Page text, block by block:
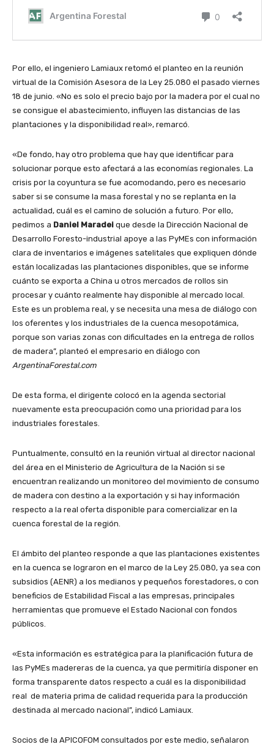
Por ello, el ingeniero Lamiaux retomó el planteo en la reunión
virtual de la Comisión Asesora de la Ley 25.080 el pasado viernes
18 de junio. «No es solo el precio bajo por la madera por el cual no
se consigue el abastecimiento, influyen las distancias de las
plantaciones y la disponibilidad real», remarcó.
«De fondo, hay otro problema que hay que identificar para
solucionar porque esto afectará a las economías regionales. La
crisis por la coyuntura se fue acomodando, pero es necesario
saber si se consume la masa forestal y no se replanta en la
actualidad, cuál es el camino de solución a futuro. Por ello,
pedimos a Daniel Maradei que desde la Dirección Nacional de
Desarrollo Foresto-industrial apoye a las PyMEs con información
clara de inventarios e imágenes satelitales que expliquen dónde
están localizadas las plantaciones disponibles, que se informe
cuánto se exporta a China u otros mercados de rollos sin
procesar y cuánto realmente hay disponible al mercado local.
Este es un problema real, y se necesita una mesa de diálogo con
los oferentes y los industriales de la cuenca mesopotámica,
porque son varias zonas con dificultades en la entrega de rollos
de madera”, planteó el empresario en diálogo con
ArgentinaForestal.com
De esta forma, el dirigente colocó en la agenda sectorial
nuevamente esta preocupación como una prioridad para los
industriales forestales.
Puntualmente, consultó en la reunión virtual al director nacional
del área en el Ministerio de Agricultura de la Nación si se
encuentran realizando un monitoreo del movimiento de consumo
de madera con destino a la exportación y si hay información
respecto a la real oferta disponible para comercializar en la
cuenca forestal de la región.
El ámbito del planteo responde a que las plantaciones existentes
en la cuenca se lograron en el marco de la Ley 25.080, ya sea con
subsidios (AENR) a los medianos y pequeños forestadores, o con
beneficios de Estabilidad Fiscal a las empresas, principales
herramientas que promueve el Estado Nacional con fondos
públicos.
«Esta información es estratégica para la planificación futura de
las PyMEs madereras de la cuenca, ya que permitiría disponer en
forma transparente datos respecto a cuál es la disponibilidad
real de materia prima de calidad requerida para la producción
destinada al mercado nacional”, indicó Lamiaux.
Socios de la APICOFOM consultados por este medio, señalaron